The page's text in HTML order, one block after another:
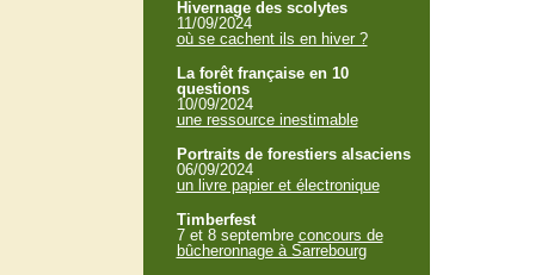
Hivernage des scolytes
11/09/2024
où se cachent ils en hiver ?
La forêt française en 10
questions
10/09/2024
une ressource inestimable
Portraits de forestiers alsaciens
06/09/2024
un livre papier et électronique
Timberfest
7 et 8 septembre concours de
bûcheronnage à Sarrebourg